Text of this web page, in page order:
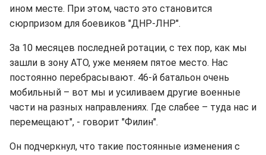
ином месте. При этом, часто это становится
сюрпризом для боевиков "ДНР-ЛНР".
За 10 месяцев последней ротации, с тех пор, как мы
зашли в зону АТО, уже меняем пятое место. Нас
постоянно перебрасывают. 46-й батальон очень
мобильный – вот мы и усиливаем другие военные
части на разных направлениях. Где слабее – туда нас и
перемещают", - говорит "Филин".
Он подчеркнул, что такие постоянные изменения с